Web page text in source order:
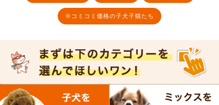
※コミコミ価格の子犬子猫たち